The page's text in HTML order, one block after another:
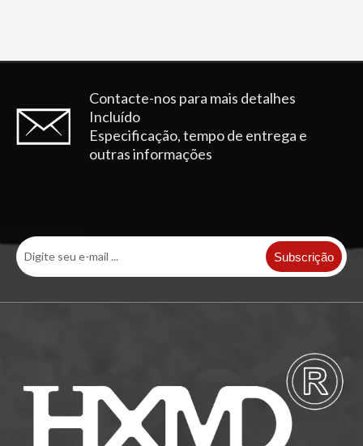
Contacte-nos para mais detalhes
Incluído
Especificação, tempo de entrega e
outras informações
Subscrição